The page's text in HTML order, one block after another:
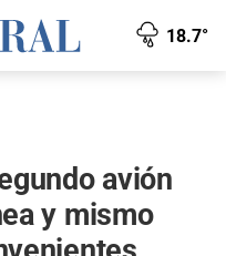
18.7°
avión
y mismo